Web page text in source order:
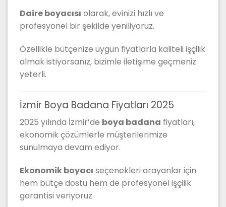
Daire boyacısı olarak, evinizi hızlı ve
profesyonel bir şekilde yeniliyoruz.
Özellikle bütçenize uygun fiyatlarla kaliteli işçilik
almak istiyorsanız, bizimle iletişime geçmeniz
yeterli.
İzmir Boya Badana Fiyatları 2025
2025 yılında İzmir’de boya badana fiyatları,
ekonomik çözümlerle müşterilerimize
sunulmaya devam ediyor.
Ekonomik boyacı seçenekleri arayanlar için
hem bütçe dostu hem de profesyonel işçilik
garantisi veriyoruz.